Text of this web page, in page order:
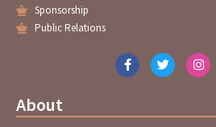
Sponsorship
Public Relations
F
a
c
o
T
w
i
e
I
n
s
g
About